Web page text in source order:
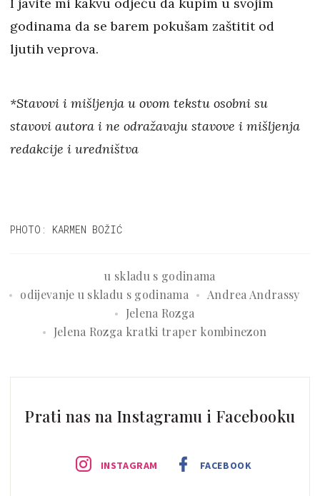
I javite mi kakvu odjeću da kupim u svojim
godinama da se barem pokušam zaštitit od
ljutih veprova.
*Stavovi i mišljenja u ovom tekstu osobni su
stavovi autora i ne odražavaju stavove i mišljenja
redakcije i uredništva
PHOTO: KARMEN BOŽIĆ
u skladu s godinama
odijevanje u skladu s godinama
Andrea Andrassy
Jelena Rozga
Jelena Rozga kratki traper kombinezon
Prati nas na Instagramu i Facebooku
INSTAGRAM FACEBOOK